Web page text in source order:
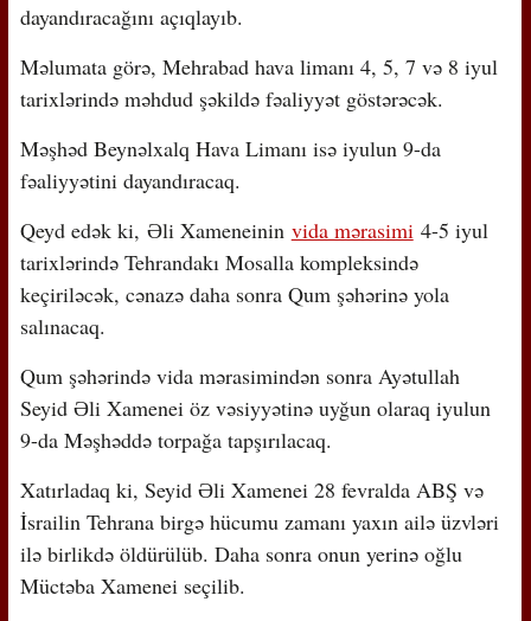
dayandıracağını açıqlayıb.
Məlumata görə, Mehrabad hava limanı 4, 5, 7 və 8 iyul
tarixlərində məhdud şəkildə fəaliyyət göstərəcək.
Məşhəd Beynəlxalq Hava Limanı isə iyulun 9-da
fəaliyyətini dayandıracaq.
Qeyd edək ki, Əli Xameneinin vida mərasimi4-5 iyul
tarixlərində Tehrandakı Mosalla kompleksində
keçiriləcək, cənazə daha sonra Qum şəhərinə yola
salınacaq.
Qum şəhərində vida mərasimindən sonra Ayətullah
Seyid Əli Xamenei öz vəsiyyətinə uyğun olaraq iyulun
9-da Məşhəddə torpağa tapşırılacaq.
Xatırladaq ki, Seyid Əli Xamenei 28 fevralda ABŞ və
İsrailin Tehrana birgə hücumu zamanı yaxın ailə üzvləri
ilə birlikdə öldürülüb. Daha sonra onun yerinə oğlu
Müctəba Xamenei seçilib.